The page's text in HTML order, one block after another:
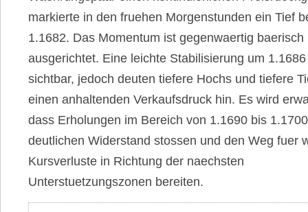
markierte in den fruehen Morgenstunden ein Tief
1.1682. Das Momentum ist gegenwaertig baerisch
ausgerichtet. Eine leichte Stabilisierung um
sichtbar, jedoch deuten tiefere Hochs und tiefere
einen anhaltenden Verkaufsdruck hin. Es wird
dass Erholungen im Bereich von 1.1690 bis
deutlichen Widerstand stossen und den Weg fuer
Kursverluste in Richtung der naechsten
Unterstuetzungszonen bereiten.